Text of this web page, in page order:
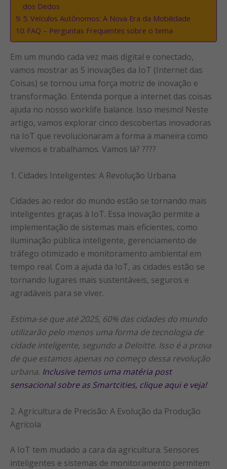
dos Dedos
5. Veículos Autônomos: A Nova Era da Mobilidade
FAQ – Perguntas Frequentes sobre o tema
Em um mundo cada vez mais digital e conectado,
vamos mostrar as 5 inovações da IoT (Internet das
Coisas) se tornou uma força motriz de inovação e
transformação. Entenda porque a internet das coisas
ajuda no nosso worklife balance. Isso mesmo! Neste
artigo, vamos explorar cinco descobertas inovadoras
na IoT que revolucionaram a forma a maneira como
vivemos e trabalhamos. Vamos lá? ????
1. Cidades Inteligentes: A Revolução Urbana
Cidades ao redor do mundo estão se tornando mais
inteligentes graças à IoT. Essa inovação permite a
implementação de sistemas mais eficientes, como
iluminação pública inteligente, gerenciamento de
tráfego otimizado e monitoramento ambiental em
tempo real. Com a ajuda da IoT, as cidades estão se
tornando lugares mais sustentáveis, seguros e
agradáveis para se viver.
Estima-se que até 2025, 60% das cidades do mundo
utilizarão pelo menos uma forma de tecnologia de
cidade inteligente, segundo a Deloitte. Isso é a prova
de que estamos apenas no começo dessa revolução
urbana. Inclusive temos uma matéria post
sensacional sobre as Smartcities, clique aqui e veja!
2. Agricultura de Precisão: A Evolução da Produção
Agrícola
A IoT tem mudado a cara da agricultura. Sensores
inteligentes e sistemas de monitoramento permitem